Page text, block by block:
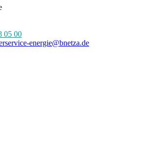
05 00
energie@bnetza.de